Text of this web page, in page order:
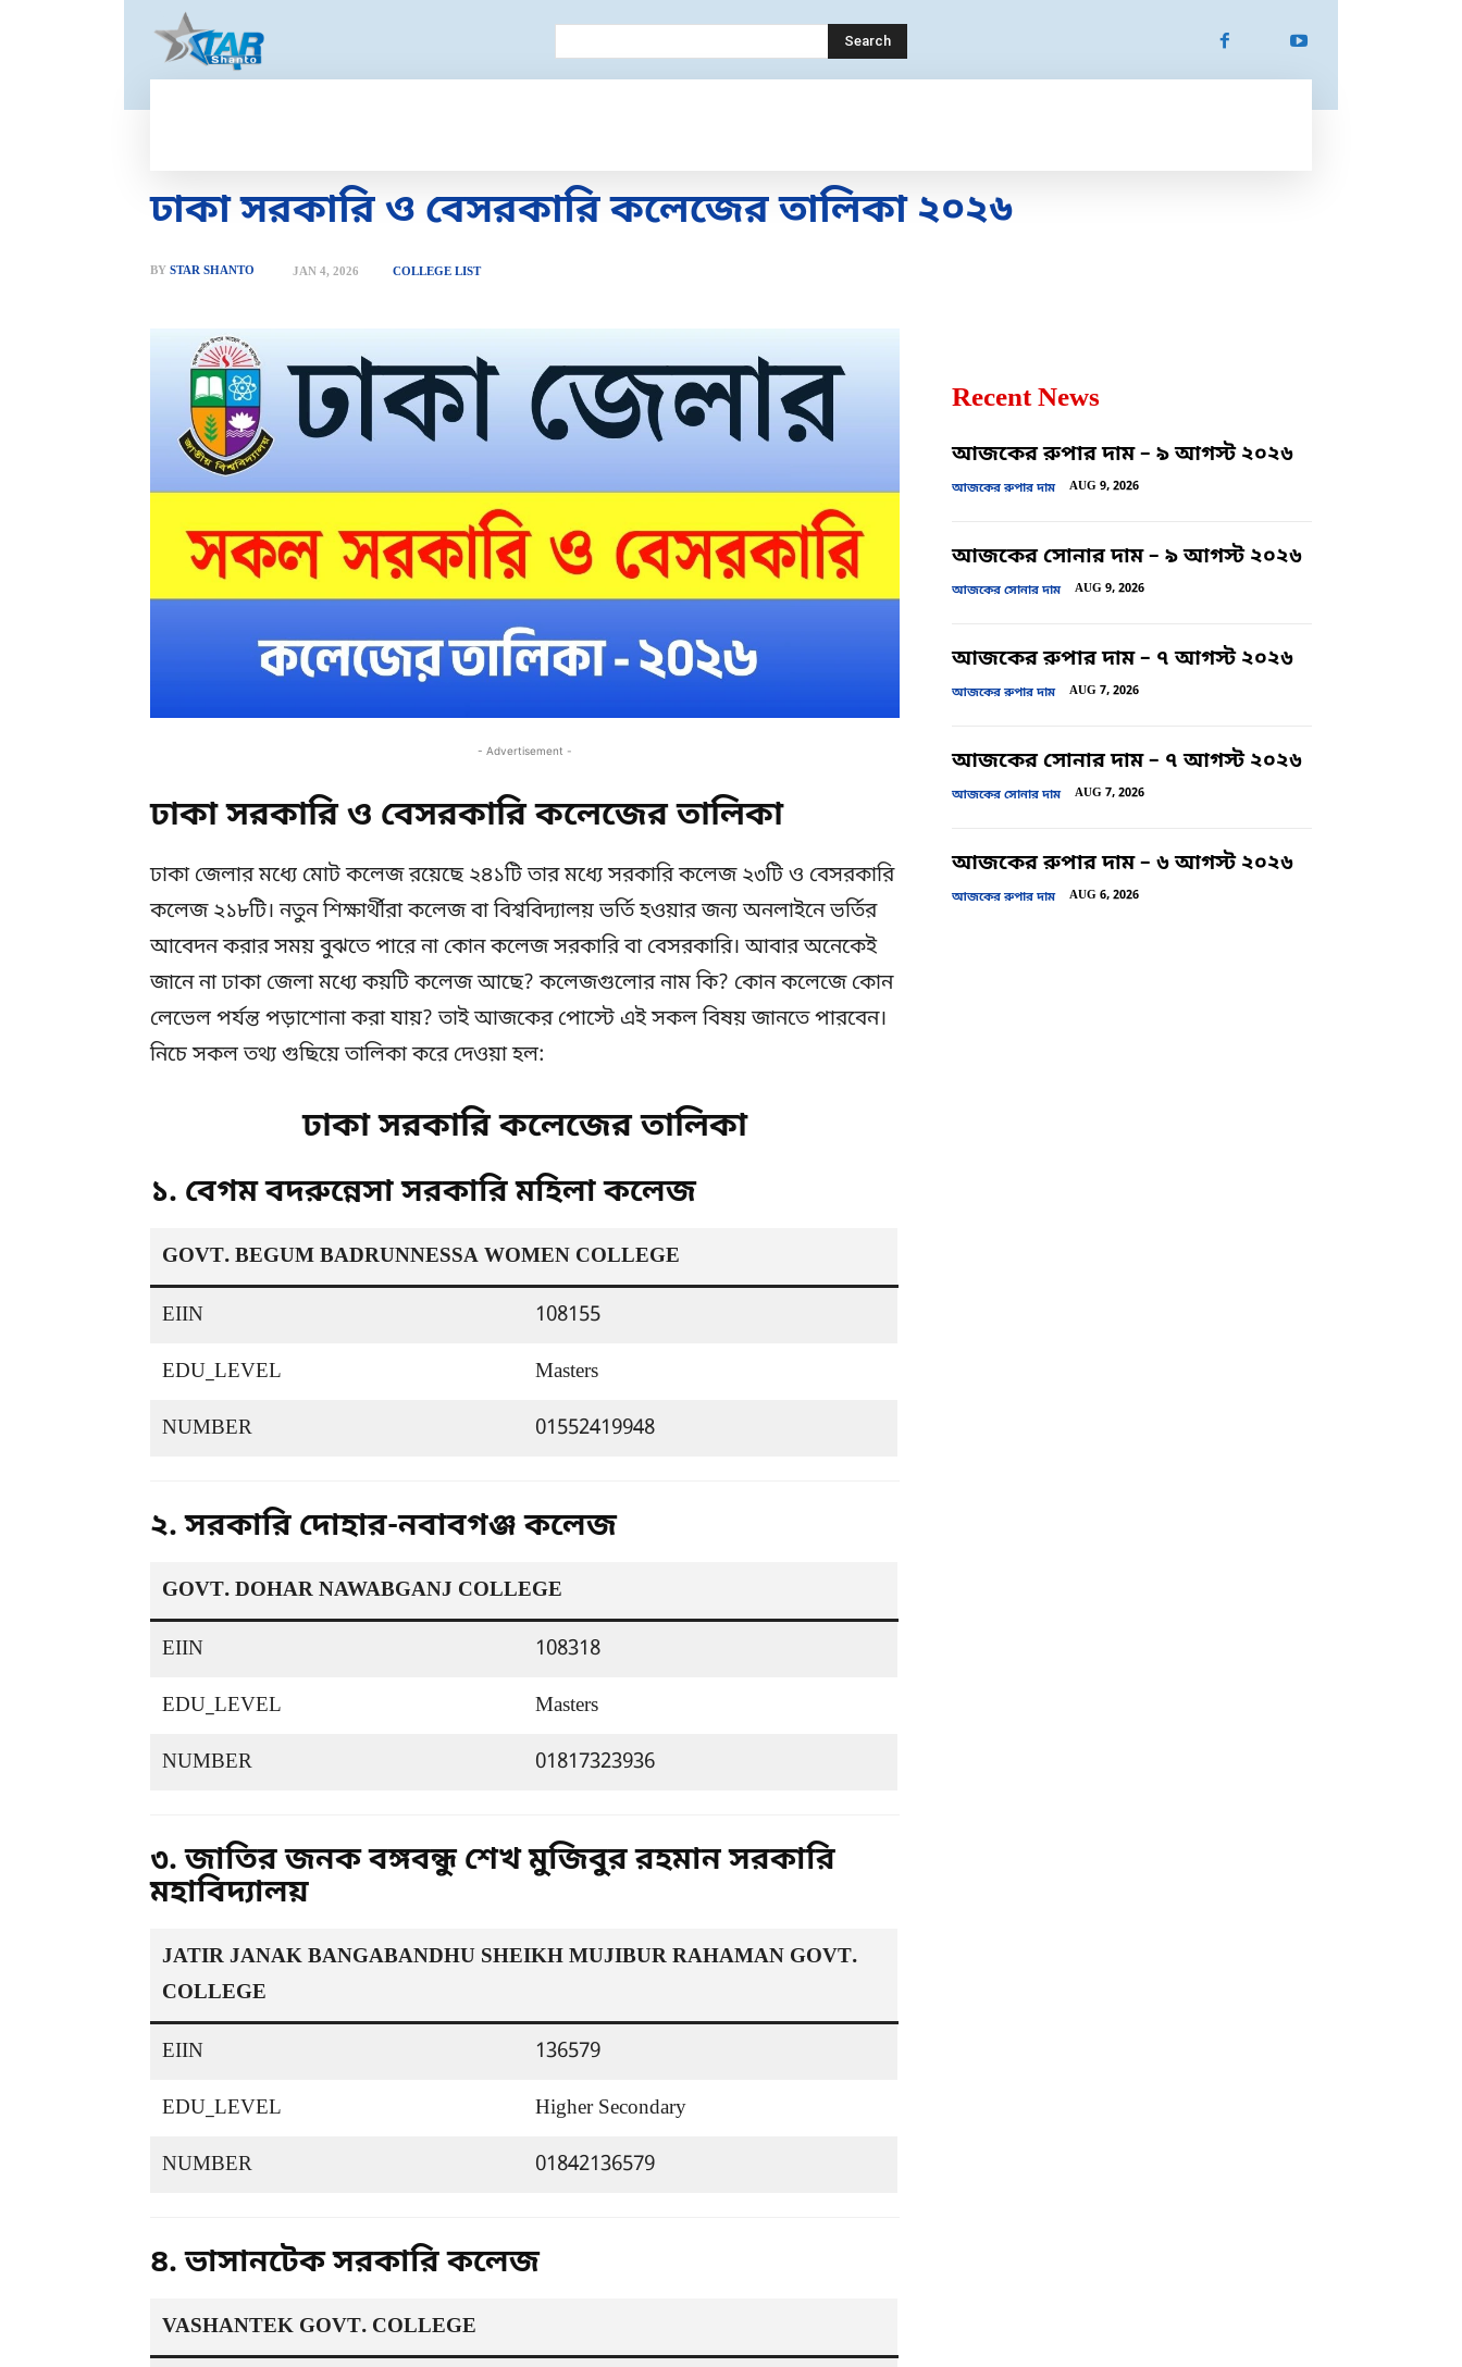
Search
ঢাকা সরকারি ও বেসরকারি কলেজের তালিকা ২০২৬
BY STAR SHANTO JAN 4, 2026 COLLEGE LIST
- Advertisement -
ঢাকা সরকারি ও বেসরকারি কলেজের তালিকা
ঢাকা জেলার মধ্যে মোট কলেজ রয়েছে ২৪১টি তার মধ্যে সরকারি কলেজ ২৩টি ও বেসরকারি
কলেজ ২১৮টি। নতুন শিক্ষার্থীরা কলেজ বা বিশ্ববিদ্যালয় ভর্তি হওয়ার জন্য অনলাইনে ভর্তির
আবেদন করার সময় বুঝতে পারে না কোন কলেজ সরকারি বা বেসরকারি। আবার অনেকেই
জানে না ঢাকা জেলা মধ্যে কয়টি কলেজ আছে? কলেজগুলোর নাম কি? কোন কলেজে কোন
লেভেল পর্যন্ত পড়াশোনা করা যায়? তাই আজকের পোস্টে এই সকল বিষয় জানতে পারবেন।
নিচে সকল তথ্য গুছিয়ে তালিকা করে দেওয়া হল:
ঢাকা সরকারি কলেজের তালিকা
১. বেগম বদরুন্নেসা সরকারি মহিলা কলেজ
GOVT. BEGUM BADRUNNESSA WOMEN COLLEGE
EIIN 108155
EDU_LEVEL Masters
NUMBER 01552419948
২. সরকারি দোহার-নবাবগঞ্জ কলেজ
GOVT. DOHAR NAWABGANJ COLLEGE
EIIN 108318
EDU_LEVEL Masters
NUMBER 01817323936
৩. জাতির জনক বঙ্গবন্ধু শেখ মুজিবুর রহমান সরকারি
মহাবিদ্যালয়
JATIR JANAK BANGABANDHU SHEIKH MUJIBUR RAHAMAN GOVT.
COLLEGE
EIIN 136579
EDU_LEVEL Higher Secondary
NUMBER 01842136579
৪. ভাসানটেক সরকারি কলেজ
VASHANTEK GOVT. COLLEGE
Recent News
আজকের রুপার দাম – ৯ আগস্ট ২০২৬
আজকের রুপার দাম AUG 9, 2026
আজকের সোনার দাম – ৯ আগস্ট ২০২৬
আজকের সোনার দাম AUG 9, 2026
আজকের রুপার দাম – ৭ আগস্ট ২০২৬
আজকের রুপার দাম AUG 7, 2026
আজকের সোনার দাম – ৭ আগস্ট ২০২৬
আজকের সোনার দাম AUG 7, 2026
আজকের রুপার দাম – ৬ আগস্ট ২০২৬
আজকের রুপার দাম AUG 6, 2026